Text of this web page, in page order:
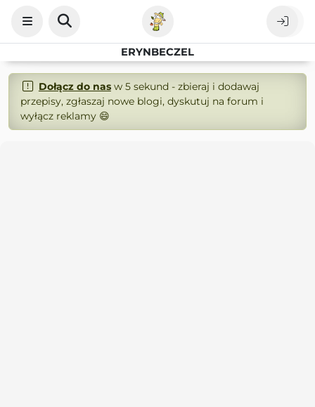
ERYNBECZEL
Dołącz do nasw 5 sekund - zbieraj i dodawaj
przepisy, zgłaszaj nowe blogi, dyskutuj na forum i
wyłącz reklamy 😄